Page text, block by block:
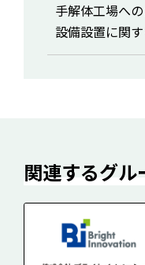
手解体工場へ
設備設置に関
関連するグル